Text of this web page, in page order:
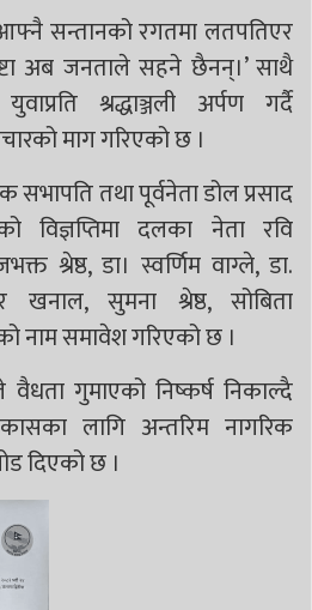
सन्तानको रगतमा लतपतिएर
अब जनताले सहने छैनन्।’ साथै
श्रद्धाञ्जली अर्पण गर्दै
माग गरिएको छ ।
तथा पूर्वनेता डोल प्रसाद
विज्ञप्तिमा दलका नेता रवि
श्रेष्ठ, डा। स्वर्णिम वाग्ले, डा.
खनाल, सुमना श्रेष्ठ, सोबिता
नाम समावेश गरिएको छ ।
गुमाएको निष्कर्ष निकाल्दै
लागि अन्तरिम नागरिक
दिएको छ ।